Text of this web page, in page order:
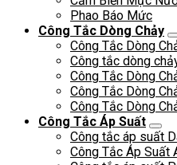
Phao Báo Mức
Công Tắc Dòng Chảy
Công Tắc Dòng
Công tắc dòng
Công Tắc Dòng
Công Tắc Dòng
Công Tắc Dòng
Công Tắc Áp Suất
Công tắc áp suất
Công Tắc Áp Suất